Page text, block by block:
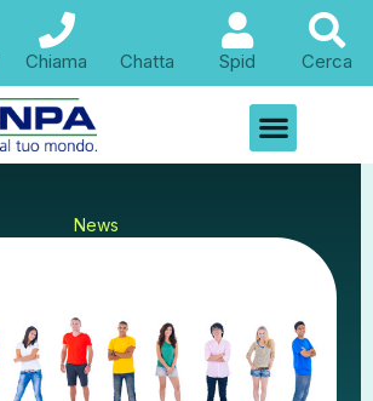
Chiama Chatta Spid Cerca
News
estivi e bonus
baby sitting